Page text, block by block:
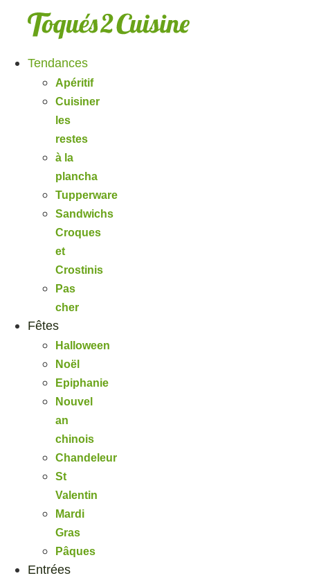
Tendances
Apéritif
Cuisiner
les
restes
à la
plancha
Tupperware
Sandwichs
Croques
et
Crostinis
Pas
cher
Fêtes
Halloween
Noël
Epiphanie
Nouvel
an
chinois
Chandeleur
St
Valentin
Mardi
Gras
Pâques
Entrées